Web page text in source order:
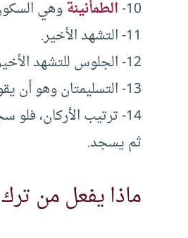
10- الطمأنينةوهي
11- التشهد الأخير.
12- الجلوس للتشهد الأخير وللتسليمتين.
13- التسليمتان وهو أن يقول مرتين: السلام عليكم ورحمة الله، و في النفل تكفي تسليمة واحدة.
14- ترتيب الأركان،
ثم يسجد.
ماذا يفعل من